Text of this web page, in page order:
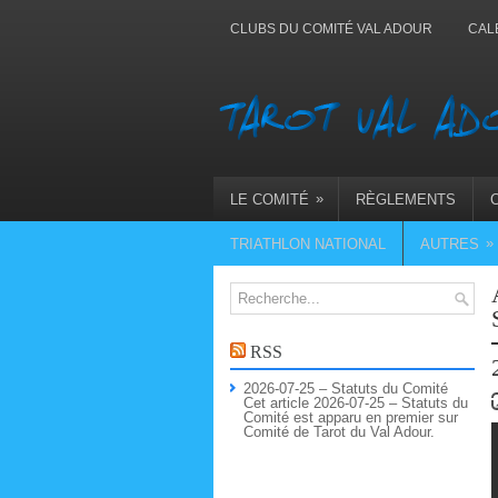
CLUBS DU COMITÉ VAL ADOUR
LE COMITÉ » RÈGLEMENTS
TRIATHLON NATIONAL AUTRES »
RSS
2026-07-25 – Statuts du Comité
Cet article 2026-07-25 – Statuts du
Comité est apparu en premier sur
Comité de Tarot du Val Adour.